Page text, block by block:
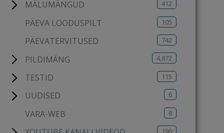
MÄLUMÄNGUD 412
PÄEVA LOODUSPILT 105
PÄEVATERVITUSED 742
PILDIMÄNG 4,872
TESTID 115
UUDISED 6
VARA-WEB 8
190